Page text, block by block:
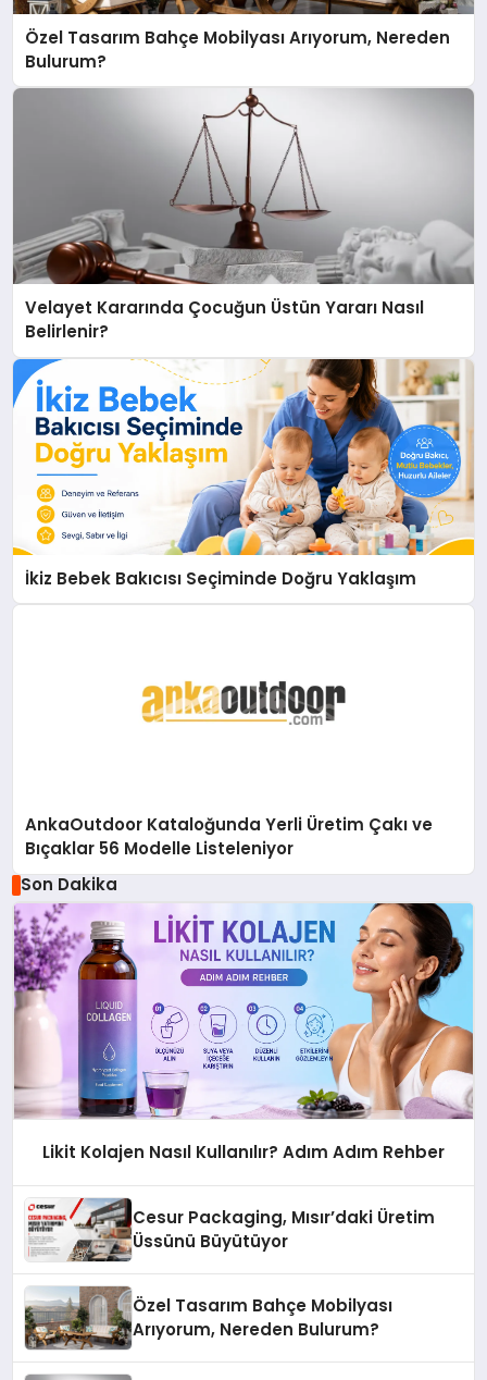
Özel Tasarım Bahçe Mobilyası Arıyorum, Nereden
Bulurum?
Velayet Kararında Çocuğun Üstün Yararı Nasıl
Belirlenir?
İkiz Bebek Bakıcısı Seçiminde Doğru Yaklaşım
AnkaOutdoor Kataloğunda Yerli Üretim Çakı ve
Bıçaklar 56 Modelle Listeleniyor
Son Dakika
Likit Kolajen Nasıl Kullanılır? Adım Adım Rehber
Cesur Packaging, Mısır’daki Üretim
Üssünü Büyütüyor
Özel Tasarım Bahçe Mobilyası
Arıyorum, Nereden Bulurum?